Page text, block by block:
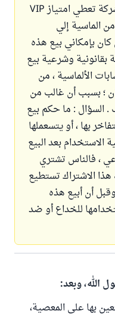
أنا أعمل بشركة تصميم ، وهذه الشركة تعطي امتياز VIP
3 سنوات) (من الماسية إلي
بإمكاني بيع هذه
بقانونية وشرعية بيع
الألماسية ، من
؛ بسبب أن غالب من
. السؤال : ما حكم بيع
بها ، أو يتسعملها
الاستخدام بعد البيع
، فالناس تشتري
هذا الاشتراك تستطيع
وقبل أن أبيع هذه
للخداع أو ضد
الله، وبعد:
بها على المعصية،